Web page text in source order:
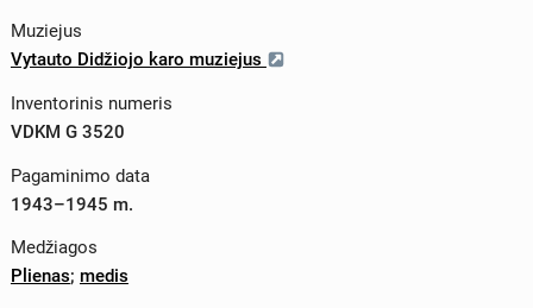
Muziejus
Vytauto Didžiojo karo muziejus
Inventorinis numeris
VDKM G 3520
Pagaminimo data
1943–1945 m.
Medžiagos
Plienas; medis